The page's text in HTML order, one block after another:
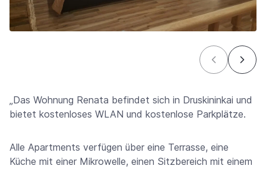
„Das Wohnung Renata befindet sich in Druskininkai und
bietet kostenloses WLAN und kostenlose Parkplätze.
Alle Apartments verfügen über eine Terrasse, eine
Küche mit einer Mikrowelle, einen Sitzbereich mit einem